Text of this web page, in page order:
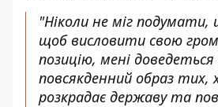
"Ніколи не міг
щоб висловити свою
позицію, мені
повсякденний образ тих,
розкрадає державу та